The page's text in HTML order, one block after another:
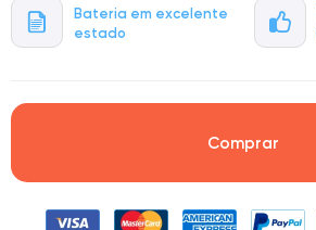
Bateria em excelente
estado
Comprar